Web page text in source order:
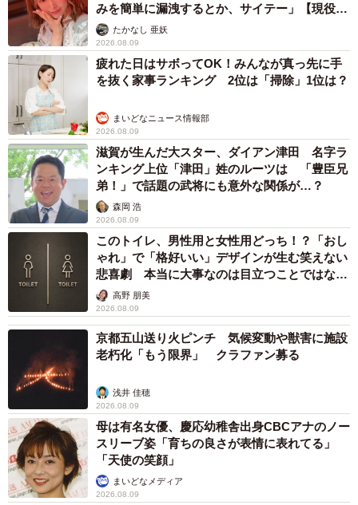
やがて、暮らしの中で安心感を得ていったのか、大きな成
長が見られるようになりました。
「だんだん、人間の食べ物に口をつけることも無くなりま
したし、ネズミのおもちゃを口に入れることも無くなりま
した。ほかの同居猫のどの子よりも、おもちゃで上手に遊
べるようになったるるさんを見て、とても嬉しくなったの
を覚えています」
◼️クールでユニーク、家族に甘える存在に
みを簡単に漏洩するとか、サイテー」【現役キ
ャストに取材】
たかなし 亜妖
2026.08.09
疲れた日はサボってOK！みんなが真っ先に手
を抜く家事ランキング 2位は「掃除」1位は？
まいどなニュース情報部
2026.08.09
滋賀が生んだ大スター、ダイアン津田 名字ラ
ンキング上位「津田」姓のルーツは 「豊臣兄
弟！」で話題の武将にも意外な関係が…？
森岡 浩
2026.08.09
このトイレ、男性用と女性用どっち！？「おし
ゃれ」で「格好いい」デザインが生む笑えない
悲喜劇 本当に大事なのは目立つことではな
く…高野 朋美
2026.08.09
京都五山送り火ピンチ 気候変動や獣害に施設
老朽化「もう限界」 クラファン募る
浅井 佳穂
2026.08.09
母は有名女優、慶応幼稚舎出身CBCアナのノー
スリーブ姿「育ちの良さが表情に表れてる」
「天使の笑顔」
まいどなメディア
2026.08.09